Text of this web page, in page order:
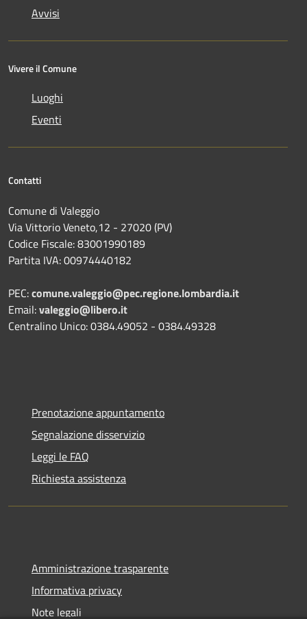
Avvisi
Vivere il Comune
Luoghi
Eventi
Contatti
Comune di Valeggio
Via Vittorio Veneto,12 - 27020 (PV)
Codice Fiscale: 83001990189
Partita IVA: 00974440182
PEC:comune.valeggio@pec.regione.lombardia.it
Email:valeggio@libero.it
Centralino Unico: 0384.49052 - 0384.49328
Prenotazione appuntamento
Segnalazione disservizio
Leggi le FAQ
Richiesta assistenza
Amministrazione trasparente
Informativa privacy
Note legali